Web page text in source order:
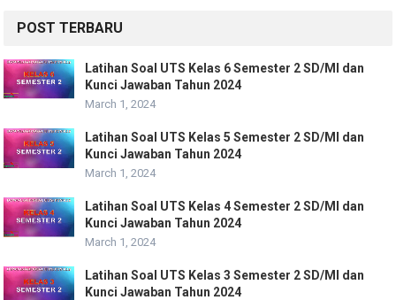
POST TERBARU
Latihan Soal UTS Kelas 6 Semester 2 SD/MI dan
Kunci Jawaban Tahun 2024
March 1, 2024
Latihan Soal UTS Kelas 5 Semester 2 SD/MI dan
Kunci Jawaban Tahun 2024
March 1, 2024
Latihan Soal UTS Kelas 4 Semester 2 SD/MI dan
Kunci Jawaban Tahun 2024
March 1, 2024
Latihan Soal UTS Kelas 3 Semester 2 SD/MI dan
Kunci Jawaban Tahun 2024